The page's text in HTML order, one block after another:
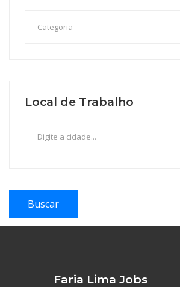
Categoria
Local de Trabalho
Digite a cidade...
Buscar
Faria Lima Jobs